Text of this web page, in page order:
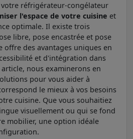
réfrigérateur-congélateur
l'espace de votre cuisine et
optimale. Il existe trois
libre, pose encastrée et pose
offre des avantages uniques en
et d'intégration dans
nous examinerons en
pour vous aider à
le mieux à vos besoins
cuisine. Que vous souhaitiez
visuellement ou qui se fond
mobilier, une option idéale